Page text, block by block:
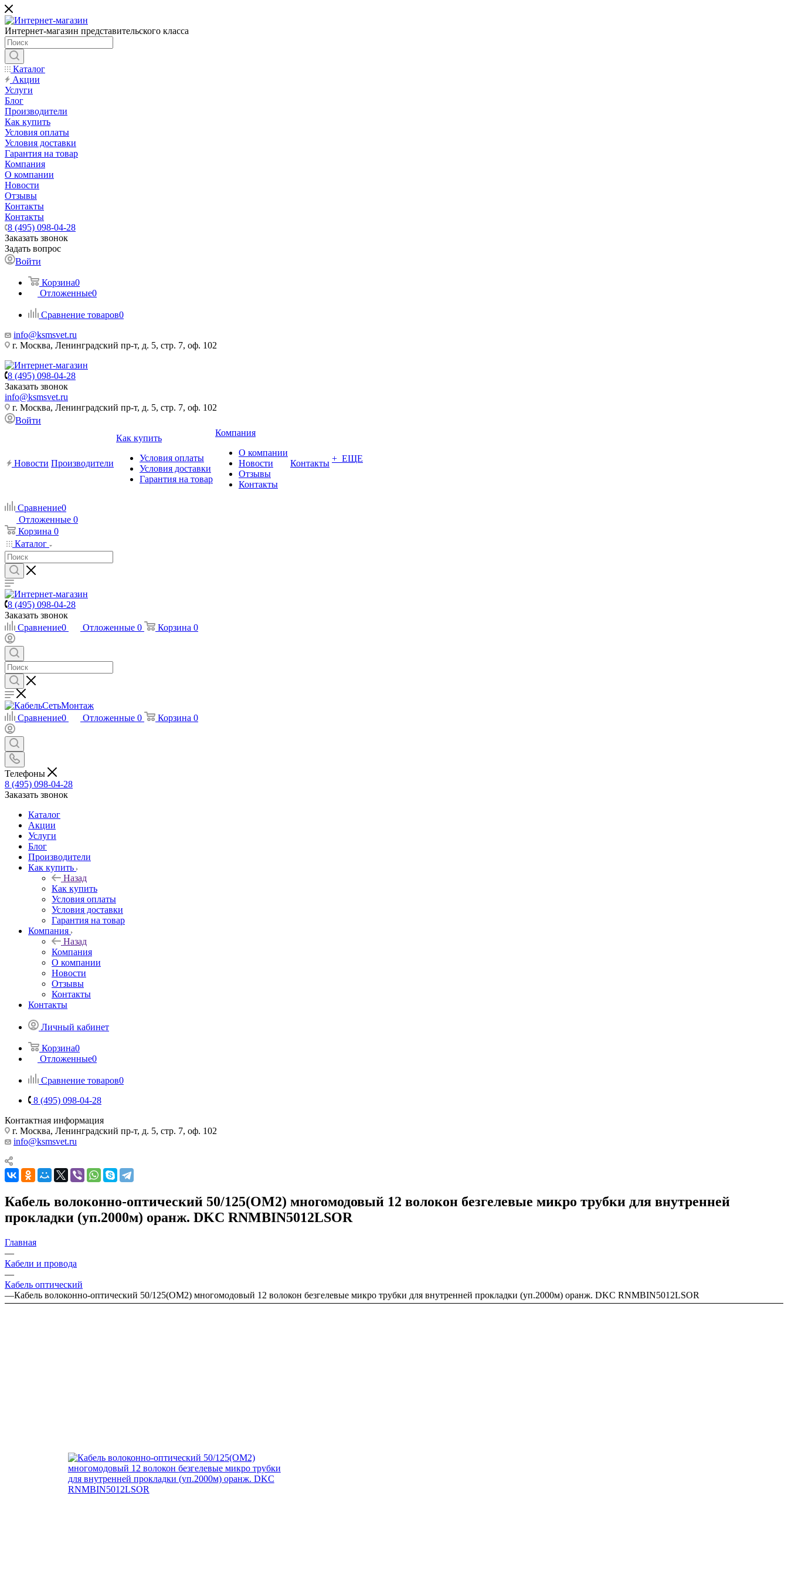
Интернет-магазин представительского класса
Каталог
Акции
Услуги
Блог
Производители
Как купить
Условия оплаты
Условия доставки
Гарантия на товар
Компания
О компании
Новости
Отзывы
Контакты
Контакты
8 (495) 098-04-28
Заказать звонок
Задать вопрос
Войти
Корзина0
Отложенные0
Сравнение товаров0
info@ksmsvet.ru
г. Москва, Ленинградский пр-т, д. 5, стр. 7, оф. 102
8 (495) 098-04-28
Заказать звонок
info@ksmsvet.ru
г. Москва, Ленинградский пр-т, д. 5, стр. 7, оф. 102
Войти
Новости Производители
Как купить
Условия оплаты
Условия доставки
Гарантия на товар
Компания
О компании
Новости
Отзывы
Контакты
Контакты + ЕЩЕ
Сравнение0
Отложенные 0
Корзина 0
Каталог
8 (495) 098-04-28
Заказать звонок
Сравнение0 Отложенные 0 Корзина 0
Сравнение0 Отложенные 0 Корзина 0
Телефоны
8 (495) 098-04-28
Заказать звонок
Каталог
Акции
Услуги
Блог
Производители
Как купить
Назад
Как купить
Условия оплаты
Условия доставки
Гарантия на товар
Компания
Назад
Компания
О компании
Новости
Отзывы
Контакты
Контакты
Личный кабинет
Корзина0
Отложенные0
Сравнение товаров0
8 (495) 098-04-28
Контактная информация
г. Москва, Ленинградский пр-т, д. 5, стр. 7, оф. 102
info@ksmsvet.ru
Кабель волоконно-оптический 50/125(OM2) многомодовый 12 волокон безгелевые микро трубки для внутренней
прокладки (уп.2000м) оранж. DKC RNMBIN5012LSOR
Главная
—
Кабели и провода
—
Кабель оптический
—Кабель волоконно-оптический 50/125(OM2) многомодовый 12 волокон безгелевые микро трубки для внутренней прокладки (уп.2000м) оранж. DKC RNMBIN5012LSOR